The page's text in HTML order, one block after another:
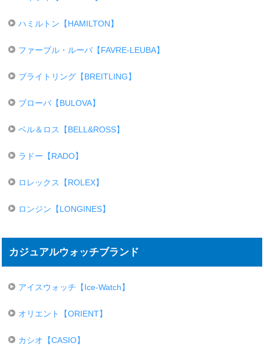
ハミルトン【HAMILTON】
ファーブル・ルーバ【FAVRE-LEUBA】
ブライトリング【BREITLING】
ブローバ【BULOVA】
ベル＆ロス【BELL&ROSS】
ラドー【RADO】
ロレックス【ROLEX】
ロンジン【LONGINES】
カジュアルウォッチブランド
アイスウォッチ【Ice-Watch】
オリエント【ORIENT】
カシオ【CASIO】